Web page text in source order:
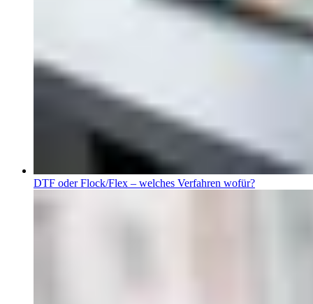
DTF oder Flock/Flex – welches Verfahren wofür?